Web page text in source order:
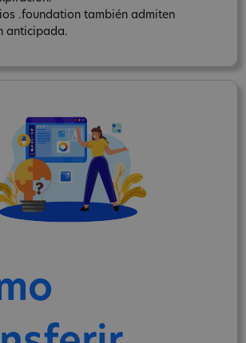
.foundation también admiten
anticipada.